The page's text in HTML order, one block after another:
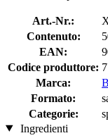
Art.-Nr.:
Contenuto:
EAN:
Codice produttore:
Marca:
Formato:
Categorie:
Ingredienti